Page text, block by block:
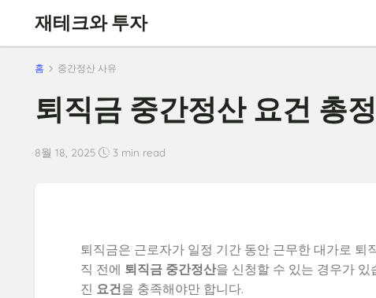
재테크와 투자
홈 중간정산 사유
퇴직금 중간정산 요건 총
8월 18, 2025 3 min read
퇴직금은 근로자가 일정 기간 동안 근무한 대가로
직 전에 퇴직금 중간정산을 신청할 수 있는 경우가 있
진 요건을 충족해야만 합니다.